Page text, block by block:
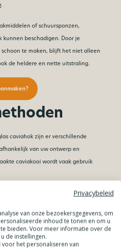
.
of schuursponzen,
beschadigen. Door je
te maken, blijft het niet alleen
de heldere en nette uitstraling.
caviahok zijn er verschillende
van uw ontwerp en
caviakooi wordt vaak gebruik
stevig verbinden van platen
naadloze afwerking
voor extra stevigheid
een stabiele constructie, zeker bij
Privacybeleid
van onze bezoekersgegevens, om
inhoud te tonen en om u
bieden. Voor meer informatie over de
de instellingen.
het personaliseren van